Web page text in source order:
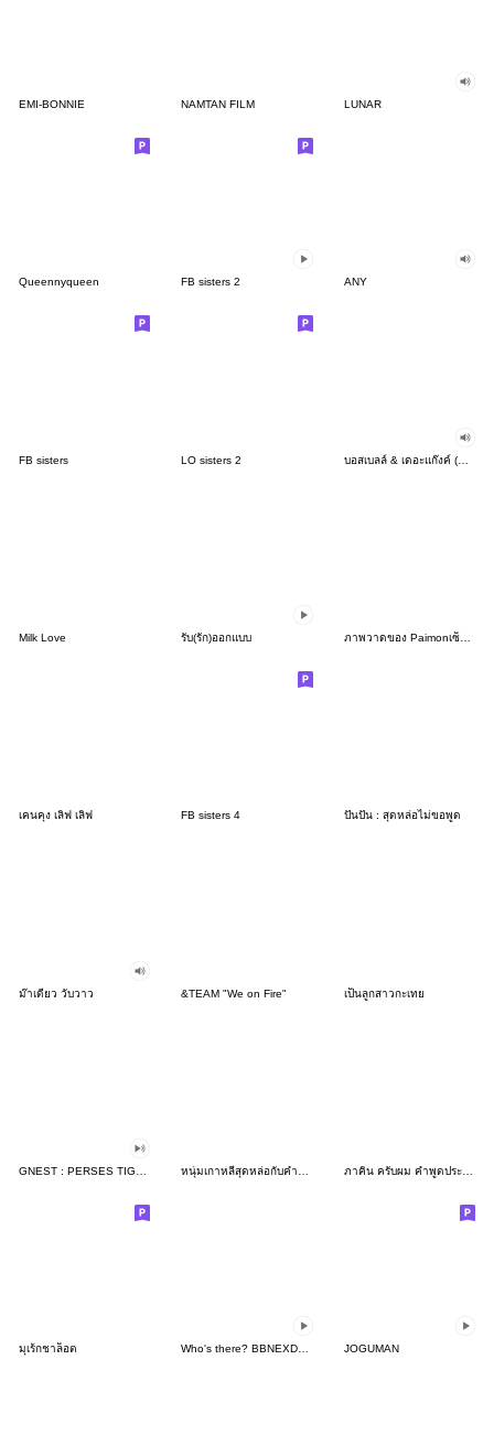
EMI-BONNIE NAMTAN FILM LUNAR
Queennyqueen FB sisters 2 ANY
FB sisters LO sisters 2 บอสเบลล์ & เดอะแก๊งค์ (มีเสียง)
Milk Love รับ(รัก)ออกแบบ ภาพวาดของ Paimonเซ็ตที่ 49
เคนคุง เลิฟ เลิฟ FB sisters 4 ปันปัน : สุดหล่อไม่ขอพูด
ม๊าเดี่ยว วับวาว &TEAM "We on Fire" เป็นลูกสาวกะเทย
ภาคิน ครับผม คำพูดประจำวัน 3_60
มุเร้กชาล็อต Who's there? BBNEXDO! 2 JOGUMAN